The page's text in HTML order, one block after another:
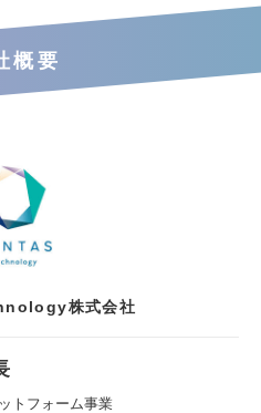
概要
株式会社
トフォーム事業